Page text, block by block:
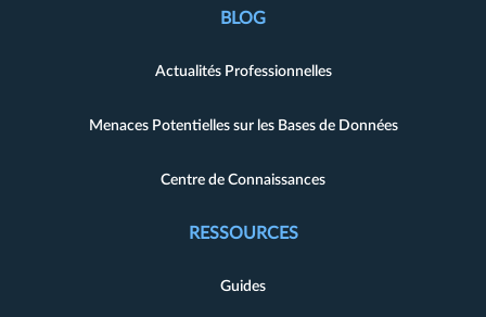
BLOG
Actualités Professionnelles
Menaces Potentielles sur les Bases de Données
Centre de Connaissances
RESSOURCES
Guides